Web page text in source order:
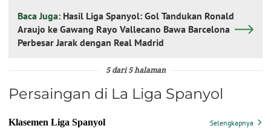
Baca Juga: Hasil Liga Spanyol: Gol Tandukan Ronald
Araujo ke Gawang Rayo Vallecano Bawa Barcelona
Perbesar Jarak dengan Real Madrid
5 dari 5 halaman
Persaingan di La Liga Spanyol